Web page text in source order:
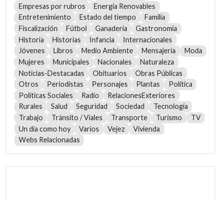
Empresas por rubros
Energía Renovables
Entretenimiento
Estado del tiempo
Familia
Fiscalización
Fútbol Ganadería
Gastronomía
Historia
Historias Infancia
Internacionales
Jóvenes
Libros Medio Ambiente Mensajería
Moda
Mujeres
Municipales Nacionales
Naturaleza
Noticias-Destacadas
Obituarios
Obras Públicas
Otros
Periodistas Personajes Plantas
Política
Políticas Sociales
Radio
RelacionesExteriores
Rurales
Salud Seguridad Sociedad
Tecnología
Trabajo
Tránsito / Viales Transporte Turismo
TV
Un día como hoy
Varios Vejez
Vivienda
Webs Relacionadas